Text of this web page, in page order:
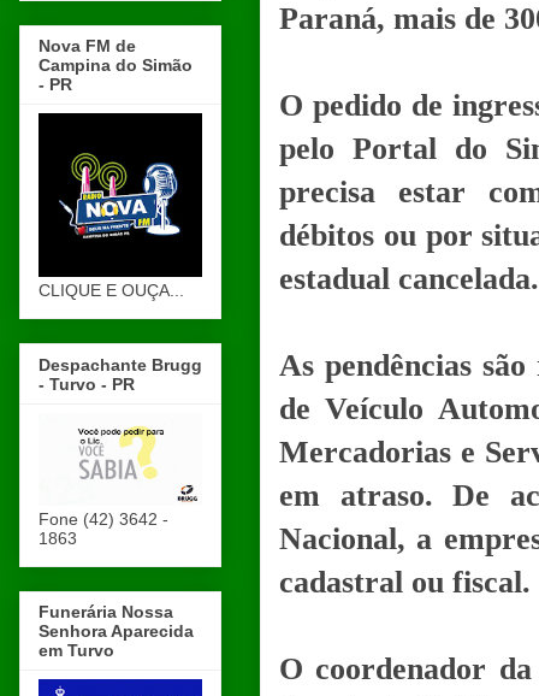
Paraná, mais de
O pedido de
pelo Portal do
precisa estar
débitos ou por
estadual cancelada.
As pendências
de Veículo
Mercadorias e
em atraso. De
Nacional, a
cadastral ou fiscal.
O coordenador
Nova FM de
Campina do Simão
- PR
CLIQUE E OUÇA...
Despachante Brugg
- Turvo - PR
Fone (42) 3642 -
1863
Funerária Nossa
Senhora Aparecida
em Turvo